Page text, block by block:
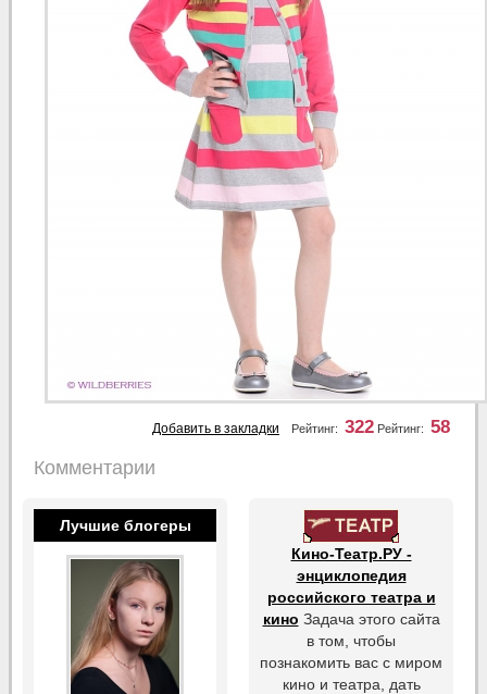
Рейтинг: 58
Рейтинг: 322
Добавить в закладки
Комментарии
Лучшие блогеры
Кино-Театр.РУ -
энциклопедия
российского театра и
кино Задача этого сайта
в том, чтобы
познакомить вас с миром
кино и театра, дать